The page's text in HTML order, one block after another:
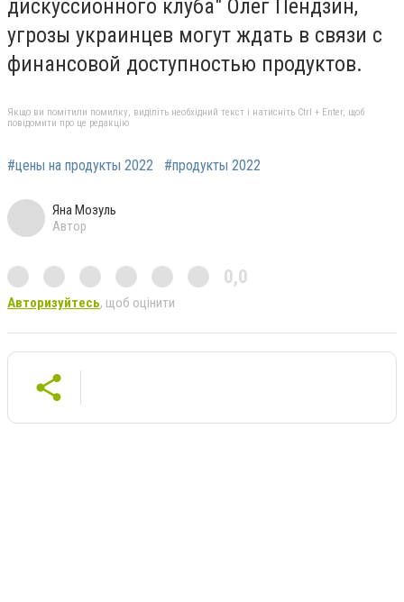
дискуссионного клуба" Олег Пендзин,
угрозы украинцев могут ждать в связи с
финансовой доступностью продуктов.
Якщо ви помітили помилку, виділіть необхідний текст і натисніть Ctrl + Enter, щоб
повідомити про це редакцію
#цены на продукты 2022 #продукты 2022
Яна Мозуль
Автор
0,0
Авторизуйтесь, щоб оцінити